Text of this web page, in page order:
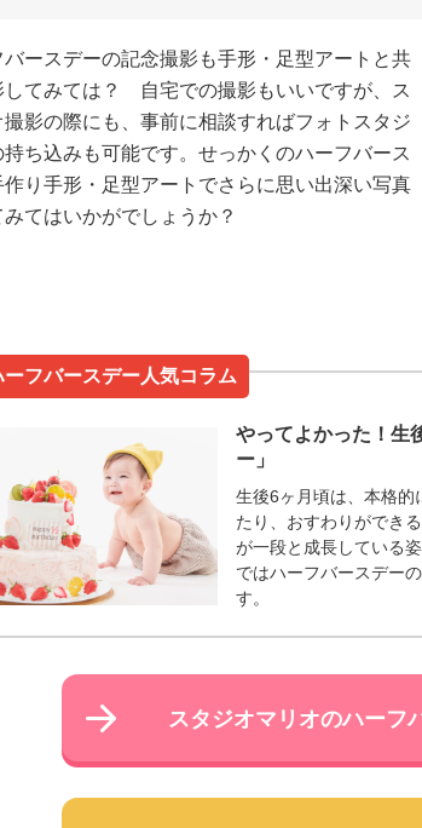
バースデーの記念撮影も手形・足型アートと共
してみては？ 自宅での撮影もいいですが、ス
撮影の際にも、事前に相談すればフォトスタジ
持ち込みも可能です。せっかくのハーフバース
作り手形・足型アートでさらに思い出深い写真
みてはいかがでしょうか？
ーフバースデー人気コラム
やってよかった！生
ー」
生後6ヶ月頃は、本格的
たり、おすわりができ
が一段と成長している
ではハーフバースデー
す。
スタジオマリオのハーフ